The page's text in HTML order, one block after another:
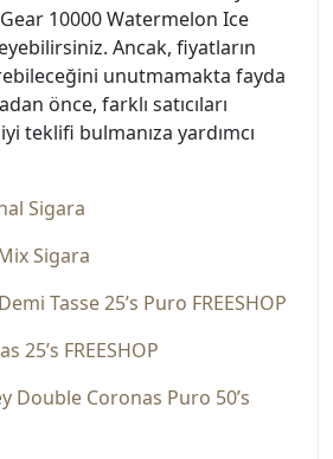
10000 Watermelon Ice
Ancak, fiyatların
unutmamakta fayda
önce, farklı satıcıları
teklifi bulmanıza yardımcı
Sigara
Sigara
Tasse 25’s Puro FREESHOP
25’s FREESHOP
Double Coronas Puro 50’s